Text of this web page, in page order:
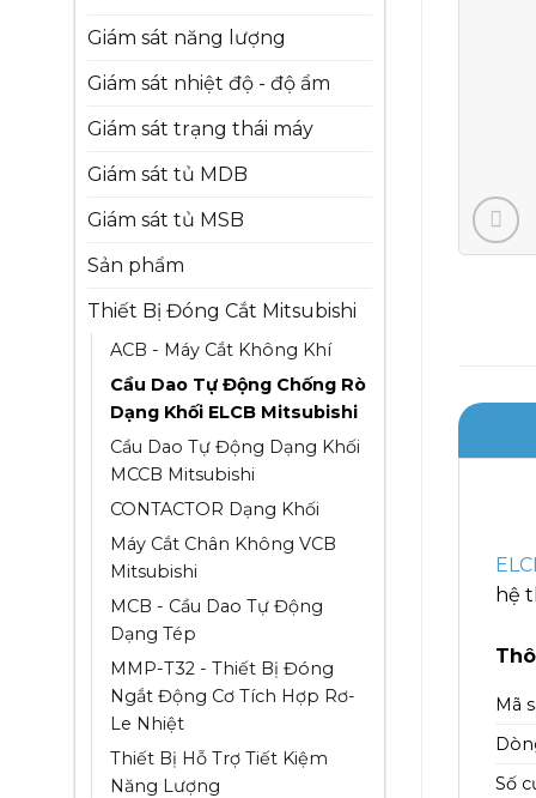
Giám sát năng lượng
Giám sát nhiệt độ - độ ẩm
Giám sát trạng thái máy
Giám sát tủ MDB
Giám sát tủ MSB
Sản phẩm
Thiết Bị Đóng Cắt Mitsubishi
ACB - Máy Cắt Không Khí
Cầu Dao Tự Động Chống Rò
Dạng Khối ELCB Mitsubishi
Cầu Dao Tự Động Dạng Khối
MCCB Mitsubishi
CONTACTOR Dạng Khối
Máy Cắt Chân Không VCB
Mitsubishi
MCB - Cầu Dao Tự Động
Dạng Tép
MMP-T32 - Thiết Bị Đóng
Ngắt Động Cơ Tích Hợp Rơ-
Le Nhiệt
Thiết Bị Hỗ Trợ Tiết Kiệm
Năng Lượng
hệ
Mã
Số